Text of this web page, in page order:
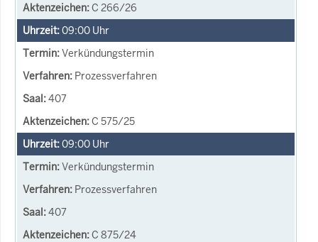
C 266/26
09:00 Uhr
Verkündungstermin
Prozessverfahren
407
C 575/25
09:00 Uhr
Verkündungstermin
Prozessverfahren
407
C 875/24